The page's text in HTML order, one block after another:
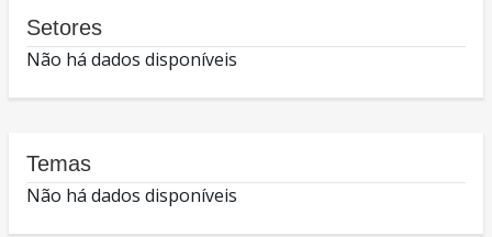
Setores
Não há dados disponíveis
Temas
Não há dados disponíveis